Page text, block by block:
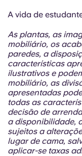
A vida de
As plantas, as
mobiliário, os
paredes, a
características
ilustrativos e
mobiliário, as
apresentadas
todas as
decisão de
a disponibilidade,
sujeitos a
lugar de cama,
aplicar-se taxas